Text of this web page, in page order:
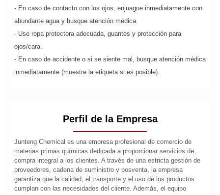
- En caso de contacto con los ojos, enjuague inmediatamente con
abundante agua y busque atención médica.
- Use ropa protectora adecuada, guantes y protección para
ojos/cara.
- En caso de accidente o si se siente mal, busque atención médica
inmediatamente (muestre la etiqueta si es posible).
Perfil de la Empresa
Junteng Chemical es una empresa profesional de comercio de
materias primas químicas dedicada a proporcionar servicios de
compra integral a los clientes. A través de una estricta gestión de
proveedores, cadena de suministro y posventa, la empresa
garantiza que la calidad, el transporte y el uso de los productos
cumplan con las necesidades del cliente. Además, el equipo